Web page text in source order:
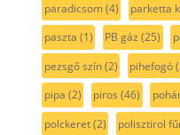
paradicsom(4) parketta
paszta (1) PB gáz (25)
pezsgő szín(2) pihefogó
pipa (2) piros (46)
polckeret(2) polisztirol